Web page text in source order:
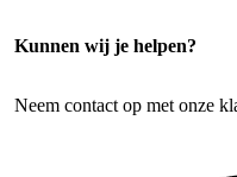
Kunnen wij je helpen?
Neem contact op met onze